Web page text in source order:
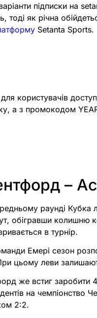
підписки на
тоді як річна
Setanta Sports.
користувачів
а з промокодом
–
раунді Кубка
обігравши колишню
в турнір.
Емері сезон
цьому леви
же встиг заробити
на чемпіонство
2:2.